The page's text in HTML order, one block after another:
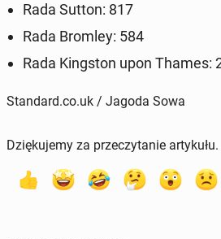
Rada Sutton: 817
Rada Bromley: 584
Rada King­ston upon Thames:
Standard.co.uk / Jagoda Sowa
Dziękujemy za przeczytanie